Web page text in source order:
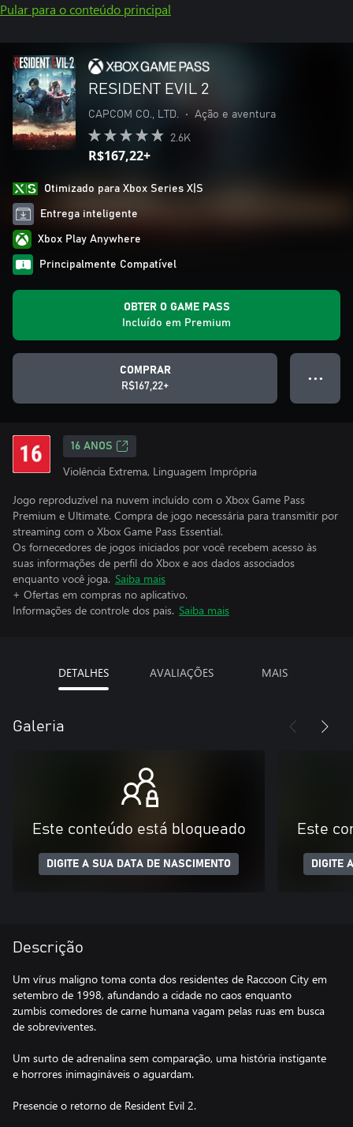
Pular para o conteúdo principal
RESIDENT EVIL 2
CAPCOM CO., LTD. • Ação e aventura
2.6K
R$167,22+
Otimizado para Xbox Series X|S
Entrega inteligente
Xbox Play Anywhere
Principalmente Compatível
OBTER O GAME PASS
Incluído em Premium
COMPRAR
R$167,22+
● ● ●
16 ANOS
Violência Extrema, Linguagem Imprópria
Jogo reproduzível na nuvem incluído com o Xbox Game Pass
Premium e Ultimate. Compra de jogo necessária para transmitir por
streaming com o Xbox Game Pass Essential.
Os fornecedores de jogos iniciados por você recebem acesso às
suas informações de perfil do Xbox e aos dados associados
enquanto você joga. Saiba mais
+ Ofertas em compras no aplicativo.
Informações de controle dos pais. Saiba mais
DETALHES AVALIAÇÕES MAIS
Galeria
Este conteúdo está bloqueado
DIGITE A SUA DATA DE NASCIMENTO
Este
DIGITE
Descrição
Um vírus maligno toma conta dos residentes de Raccoon City em
setembro de 1998, afundando a cidade no caos enquanto
zumbis comedores de carne humana vagam pelas ruas em busca
de sobreviventes.
Um surto de adrenalina sem comparação, uma história instigante
e horrores inimagináveis o aguardam.
Presencie o retorno de Resident Evil 2.